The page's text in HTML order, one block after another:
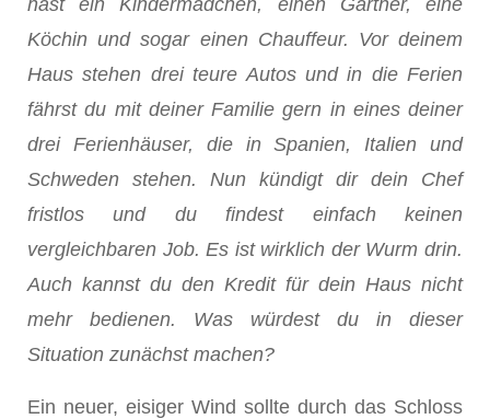
hast ein Kindermädchen, einen Gärtner, eine
Köchin und sogar einen Chauffeur. Vor deinem
Haus stehen drei teure Autos und in die Ferien
fährst du mit deiner Familie gern in eines deiner
drei Ferienhäuser, die in Spanien, Italien und
Schweden stehen. Nun kündigt dir dein Chef
fristlos und du findest einfach keinen
vergleichbaren Job. Es ist wirklich der Wurm drin.
Auch kannst du den Kredit für dein Haus nicht
mehr bedienen. Was würdest du in dieser
Situation zunächst machen?
Ein neuer, eisiger Wind sollte durch das Schloss